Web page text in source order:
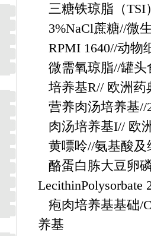
三糖铁琼脂（
3%NaCl蔗糖//微
RPMI 1640//动
微需氧琼脂//罐
培养基R// 欧洲
营养肉汤培养基
肉汤培养基I// 欧
黄嘌呤//氨基酸
酪蛋白胨大豆卵
疱肉培养基基础/
养基